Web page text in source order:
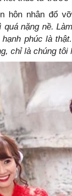
hôn nhân đổ
quá nặng nề.
phúc là
chỉ là chúng tôi